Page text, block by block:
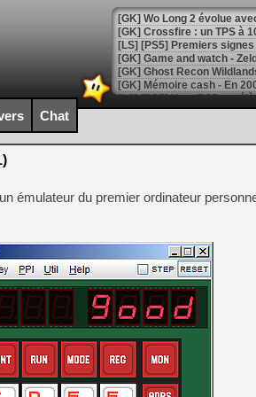
[GK] Wo Long 2 évolue
[GK] Crossfire : un TPS à
[LS] [PS5] Premiers
[Mo5] DOOM arrive en
[GK] Bethesda fête les 30
[GK] Roblox : l'action en
[GK] Agenda - GeForce
[LS] [PS5] ps5-y2jb-
[GK] Pourquoi Marvel
[GK] Test : Restory : Chill
[GK] GTA 6 : Rockstar
[GK] Hot Wheels Infinite
[GK] Mémoire cash -
[GK] Résultats Nintendo :
[GK] Déjà des
Chat
émulateur du premier ordinateur